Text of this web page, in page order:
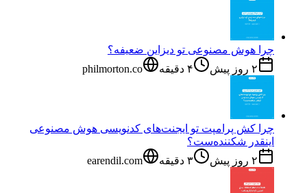
چرا هوش مصنوعی تو دیزاین ضعیفه؟
۲ روز پیش
۴ دقیقه philmorton.co
چرا کش پرامپت تو ایجنت‌های کدنویسی هوش مصنوعی
اینقدر شکننده‌ست؟
۲ روز پیش
۳ دقیقه earendil.com